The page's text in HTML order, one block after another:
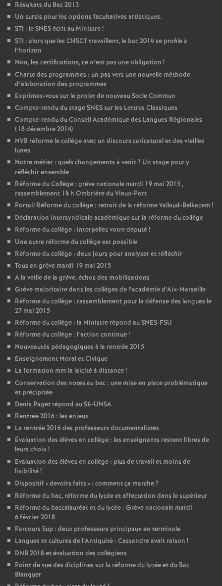
Résultats du Bac 2013
Un sursis pour les options facultatives artistiques.
STI : le SNES écrit au Ministre!
STI : alors que les CHSCT travaillent, le bac 2014 se profile à
l’horizon
Non, les certifications, ce n’est pas une obligation !
Charte des programmes : un pas vers une nouvelle méthode
d’élaboration des programmes
Exprimez-vous sur le projet de nouveau Socle Commun
Compte-rendu du stage SNES sur les Lettres Classiques
Compte-rendu du Conseil Académique des Langues Régionales
(18 décembre 2014)
NVB réforme le collège avec un discours caricatural et des vieilles
lunes
Notre métier : quels changements à venir? Un stage pour y
réfléchir ensemble
Réforme du Collège : grève nationale mardi 19 mai 2015 ,
rassemblement 14 h Ombrière du Vieux-Port
Portail Réforme du collège : retrait de la réforme Vallaud-Belkacem !
Déclaration intersyndicale académique sur la réforme du collège
Réforme du collège : interpellez votre député!
Une autre réforme du collège est possible
Réforme du collège : deux jours pour analyser et réfléchir
Tous en grève mardi 19 mai 2015
A la veille de la grève, échos des mobilisations
Grève majoritaire dans les collèges de l’académie d’Aix-Marseille
Réforme du collège : rassemblement pour la défense des langues le
27 mai 2015
Réforme du collège : la Ministre répond au SNES-FSU
Réforme du collège : l’action continue!
Nouveautés pédagogiques à la rentrée 2015
Enseignement Moral et Civique
La formation met la laïcité à distance!
Conservation des notes au bac : une mise en place problématique
et précipitée
Denis Paget répond au SE-UNSA
Rentrée 2016 : les enjeux
La rentrée 2016 des professeurs documentalistes
Évaluation des élèves en collège : les enseignants restent libres de
leurs choix!
Evaluation des élèves en collège : plus de travail et moins de
lisibilité!
Dispositif «devoirs faits » : comment ça marche?
Réforme du bac, réforme du lycée et affectation dans le supérieur
Réforme du baccalauréat et du lycée : Grève nationale mardi
6 février 2018
Parcours Sup : deux professeurs principaux en terminale
Langues et cultures de l’Antiquité : Cassandre avait raison !
DNB 2018 et évaluation des collégiens
Point de vue des diciplines sur la réforme du lycée et du Bac
Blanquer